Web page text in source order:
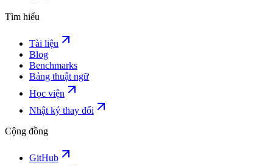
Tìm hiểu
Tài liệu
Blog
Benchmarks
Bảng thuật ngữ
Học viện
Nhật ký thay đổi
Cộng đồng
GitHub